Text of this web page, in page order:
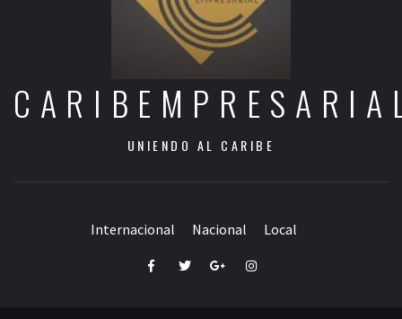
UNIENDO AL CARIBE
Internacional Nacional Local
FacebookTwitterGoogle+Instagram